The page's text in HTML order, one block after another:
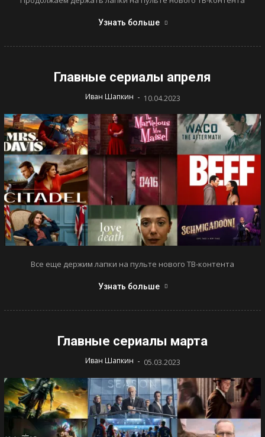
Узнать больше
Главные сериалы апреля
Иван Шапкин - 10.04.2023
Все еще держим лапки на пульте нового ТВ-контента
Узнать больше
Главные сериалы марта
Иван Шапкин - 05.03.2023